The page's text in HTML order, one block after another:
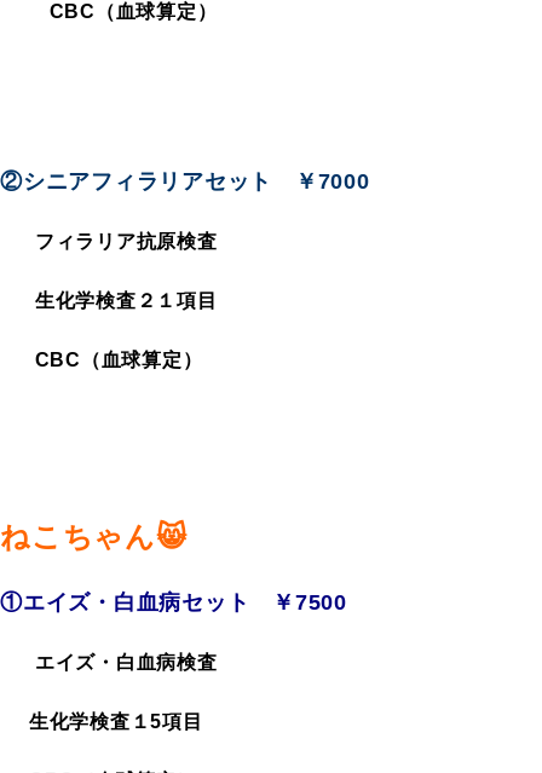
CBC（血球算定）
②シニアフィラリアセット ￥7000
フィラリア抗原検査
生化学検査２１項目
CBC（血球算定）
ねこちゃん😸
①エイズ・白血病セット ￥7500
エイズ・白血病検査
生化学検査１5項目